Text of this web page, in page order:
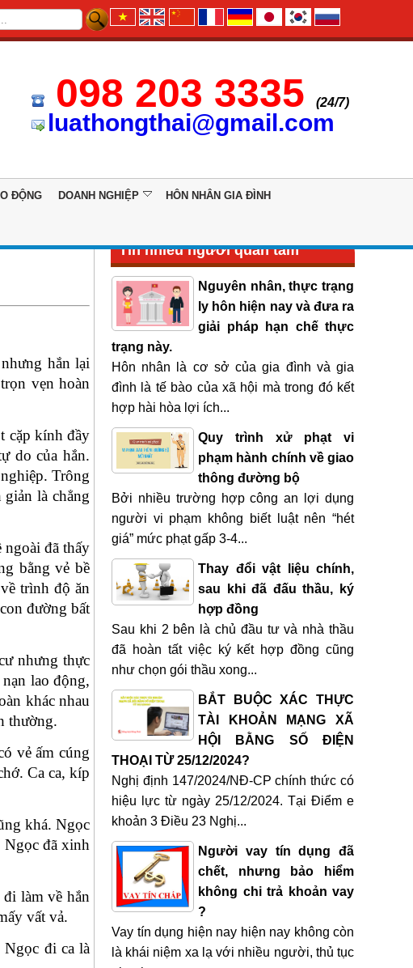
098 203 3335 (24/7)
luathongthai@gmail.com
ĐỘNG DOANH NGHIỆP HÔN NHÂN GIA ĐÌNH
hắn lại
vẹn hoàn
cặp kính đầy
do của hắn.
Trông
là chẳng
ngoài đã thấy
bằng vẻ bề
trình độ ăn
đường bất
nhưng thực
lao động,
khác nhau
thường.
vẻ ấm cúng
Ca ca, kíp
khá. Ngọc
Ngọc đã xinh
làm về hắn
vất vả.
Ngọc đi ca là
Tin nhiều người quan tâm
Nguyên nhân, thực trạng
ly hôn hiện nay và đưa ra
giải pháp hạn chế thực
trạng này.
Hôn nhân là cơ sở của gia đình và gia
đình là tế bào của xã hội mà trong đó kết
hợp hài hòa lợi ích...
Quy trình xử phạt vi
phạm hành chính về giao
thông đường bộ
Bởi nhiều trường hợp công an lợi dụng
người vi phạm không biết luật nên “hét
giá” mức phạt gấp 3-4...
Thay đổi vật liệu chính,
sau khi đã đấu thầu, ký
hợp đồng
Sau khi 2 bên là chủ đầu tư và nhà thầu
đã hoàn tất việc ký kết hợp đồng cũng
như chọn gói thầu xong...
BẮT BUỘC XÁC THỰC
TÀI KHOẢN MẠNG XÃ
HỘI BẰNG SỐ ĐIỆN
THOẠI TỪ 25/12/2024?
Nghị định 147/2024/NĐ-CP chính thức có
hiệu lực từ ngày 25/12/2024. Tại Điểm e
khoản 3 Điều 23 Nghị...
Người vay tín dụng đã
chết, nhưng bảo hiểm
không chi trả khoản vay
?
Vay tín dụng hiện nay hiện nay không còn
là khái niệm xa lạ với nhiều người, thủ tục